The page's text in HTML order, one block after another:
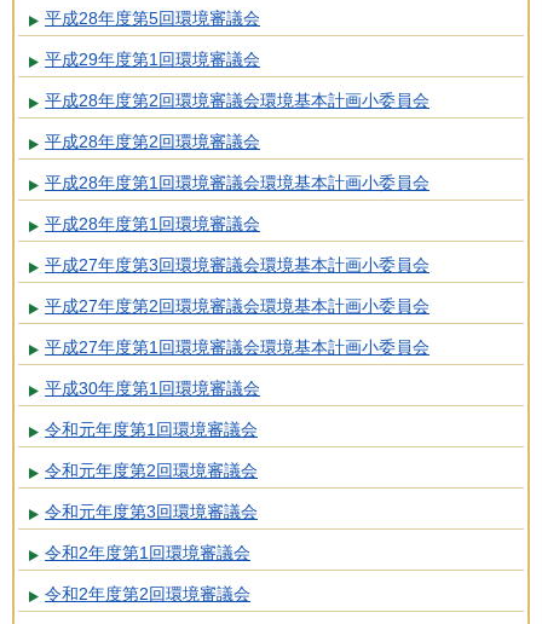
平成28年度第5回環境審議会
平成29年度第1回環境審議会
平成28年度第2回環境審議会環境基本計画小委員会
平成28年度第2回環境審議会
平成28年度第1回環境審議会環境基本計画小委員会
平成28年度第1回環境審議会
平成27年度第3回環境審議会環境基本計画小委員会
平成27年度第2回環境審議会環境基本計画小委員会
平成27年度第1回環境審議会環境基本計画小委員会
平成30年度第1回環境審議会
令和元年度第1回環境審議会
令和元年度第2回環境審議会
令和元年度第3回環境審議会
令和2年度第1回環境審議会
令和2年度第2回環境審議会